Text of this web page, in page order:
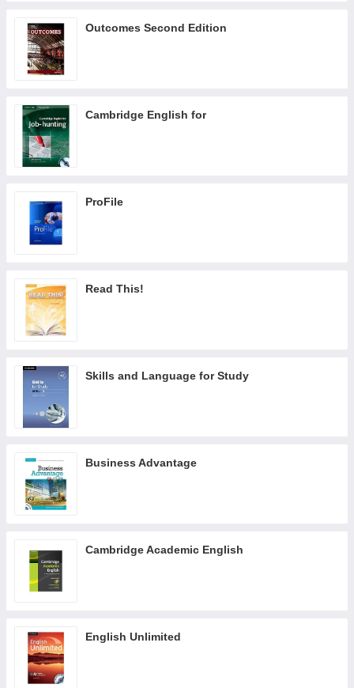
Outcomes Second Edition
Cambridge English for
ProFile
Read This!
Skills and Language for Study
Business Advantage
Cambridge Academic English
English Unlimited